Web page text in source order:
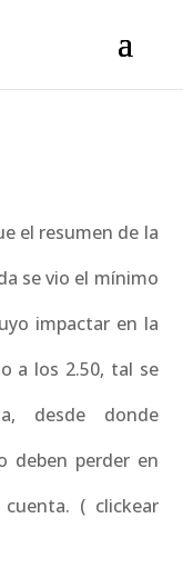
el resumen de la
se vio el mínimo
impactar en la
a los 2.50, tal se
desde donde
deben perder en
( clickear